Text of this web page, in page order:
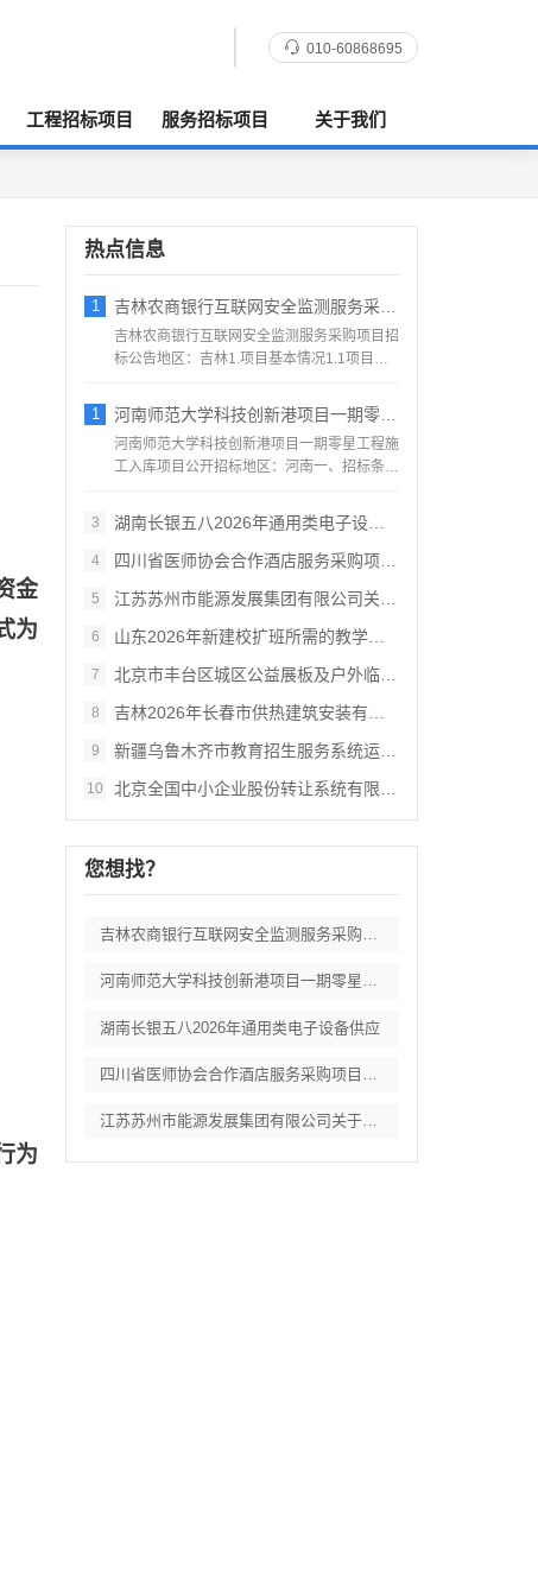
010-60868695
工程招标项目 服务招标项目 关于我们
金
为
为
热点信息
1 吉林农商银行互联网安全监测服务采购项目招
吉林农商银行互联网安全监测服务采购项目招
标公告地区：吉林1.项目基本情况1.1项目编
1 河南师范大学科技创新港项目一期零星工程施
河南师范大学科技创新港项目一期零星工程施
工入库项目公开招标地区：河南一、招标条件
3
湖南长银五八2026年通用类电子设备供应
4 四川省医师协会合作酒店服务采购项目竞争性
5 江苏苏州市能源发展集团有限公司关于常规燃
6 山东2026年新建校扩班所需的教学及办公
7 北京市丰台区城区公益展板及户外临时展览装
8 吉林2026年长春市供热建筑安装有限责任
9 新疆乌鲁木齐市教育招生服务系统运维服务项
10 北京全国中小企业股份转让系统有限责任公司
您想找？
吉林农商银行互联网安全监测服务采购项目招
河南师范大学科技创新港项目一期零星工程施
湖南长银五八2026年通用类电子设备供应
四川省医师协会合作酒店服务采购项目竞争性
江苏苏州市能源发展集团有限公司关于常规燃